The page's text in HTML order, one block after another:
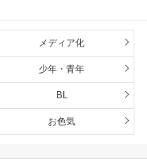
メディア化
少年・青年
BL
お色気